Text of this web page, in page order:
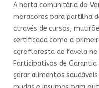
A horta comunitária do
moradores para partilha
através de cursos,
certificada como a
agrofloresta de favela no
Participativos de Garantia
gerar alimentos